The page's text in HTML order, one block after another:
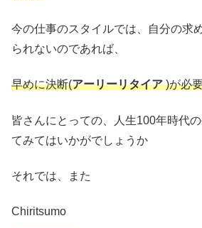
今の仕事のスタイルでは、自分の求
られないのであれば、
早めに決断(アーリーリタイア)が必
皆さんにとっての、人生100年時代
てみてはいかがでしょうか
それでは、また
Chiritsumo